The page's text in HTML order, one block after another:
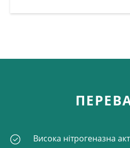
Висока нітрогеназна